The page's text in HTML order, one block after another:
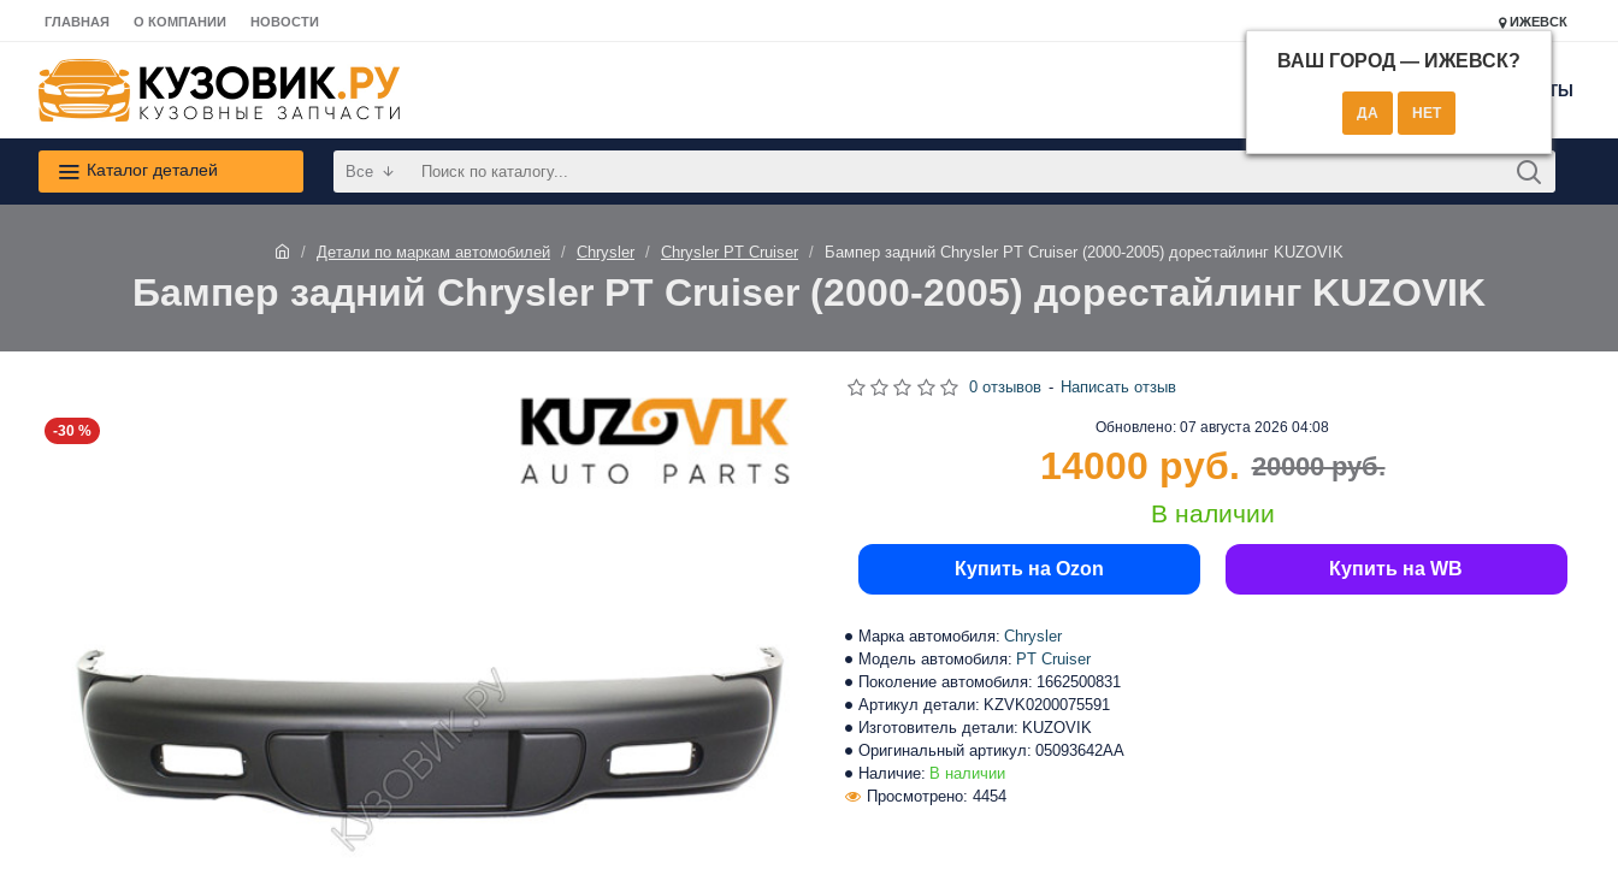
ГЛАВНАЯ О КОМПАНИИ НОВОСТИ ИЖЕВСК
ВАШ ГОРОД — ИЖЕВСК?
КОНТАКТЫ
Каталог деталей Все
Детали по маркам автомобилей Chrysler Chrysler PT Cruiser Бампер задний Chrysler PT Cruiser (2000-2005) дорестайлинг KUZOVIK
Бампер задний Chrysler PT Cruiser (2000-2005) дорестайлинг KUZOVIK
-30 %
Наличие: В наличии
Марка автомобиля: Chrysler
Модель автомобиля: PT Cruiser
Поколение автомобиля: 1662500831
Артикул детали: KZVK0200075591
Изготовитель детали: KUZOVIK
Оригинальный артикул: 05093642AA
Просмотрено: 4454
Обновлено: 07 августа 2026 04:08
В наличии
0 отзывов - Написать отзыв
20000 руб.
14000 руб.
Купить на Ozon Купить на WB